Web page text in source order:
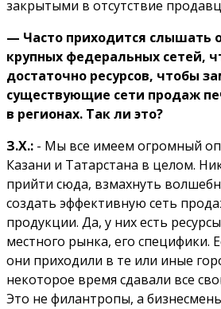
закрытыми в отсутствие
— Часто приходится слышать
крупных федеральных сетей,
достаточно ресурсов, чтобы
существующие сети продаж
в регионах. Так ли это?
З.Х.: - Мы все имеем огромный
Казани и Татарстана в целом.
прийти сюда, взмахнуть
создать эффективную сеть
продукции. Да, у них есть
местного рынка, его специфики.
они приходили в те или иные
некоторое время сдавали все
Это не филантропы, а